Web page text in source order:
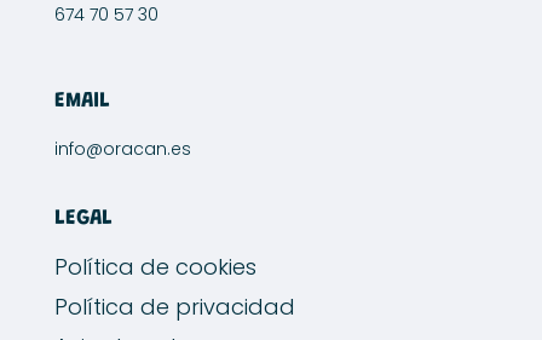
674 70 57 30
EMAIL
info@oracan.es
LEGAL
Política de cookies
Política de privacidad